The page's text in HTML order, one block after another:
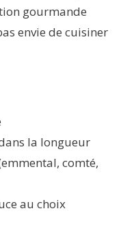
gourmande
envie de cuisiner
la longueur
comté,
au choix